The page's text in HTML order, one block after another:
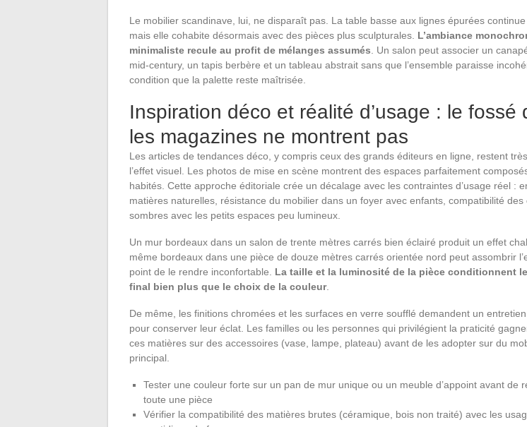
Le mobilier scandinave, lui, ne disparaît pas. La table basse aux lignes épurées continue
mais elle cohabite désormais avec des pièces plus sculpturales. L’ambiance
minimaliste recule au profit de mélanges assumés . Un salon peut associer un
mid-century, un tapis berbère et un tableau abstrait sans que l’ensemble paraisse
condition que la palette reste maîtrisée.
Inspiration déco et réalité d’usage : le fossé
les magazines ne montrent pas
Les articles de tendances déco, y compris ceux des grands éditeurs en ligne, restent
l’effet visuel. Les photos de mise en scène montrent des espaces parfaitement
habités. Cette approche éditoriale crée un décalage avec les contraintes d’usage réel :
matières naturelles, résistance du mobilier dans un foyer avec enfants, compatibilité des
sombres avec les petits espaces peu lumineux.
Un mur bordeaux dans un salon de trente mètres carrés bien éclairé produit un effet
même bordeaux dans une pièce de douze mètres carrés orientée nord peut assombrir
point de le rendre inconfortable. La taille et la luminosité de la pièce conditionnent
final bien plus que le choix de la couleur.
De même, les finitions chromées et les surfaces en verre soufflé demandent un
pour conserver leur éclat. Les familles ou les personnes qui privilégient la praticité
ces matières sur des accessoires (vase, lampe, plateau) avant de les adopter sur du
principal.
Tester une couleur forte sur un pan de mur unique ou un meuble d’appoint avant de
toute une pièce
Vérifier la compatibilité des matières brutes (céramique, bois non traité) avec les